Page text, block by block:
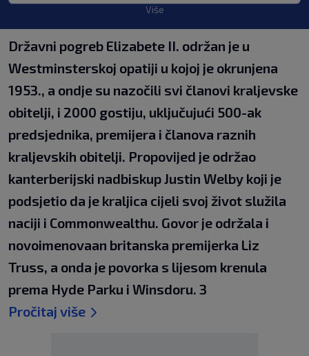
Više
Državni pogreb Elizabete II. održan je u
Westminsterskoj opatiji u kojoj je okrunjena
1953., a ondje su nazočili svi članovi kraljevske
obitelji, i 2000 gostiju, uključujući 500-ak
predsjednika, premijera i članova raznih
kraljevskih obitelji. Propovijed je održao
kanterberijski nadbiskup Justin Welby koji je
podsjetio da je kraljica cijeli svoj život služila
naciji i Commonwealthu. Govor je održala i
novoimenovaan britanska premijerka Liz
Truss, a onda je povorka s lijesom krenula
prema Hyde Parku i Winsdoru. 3
Pročitaj više